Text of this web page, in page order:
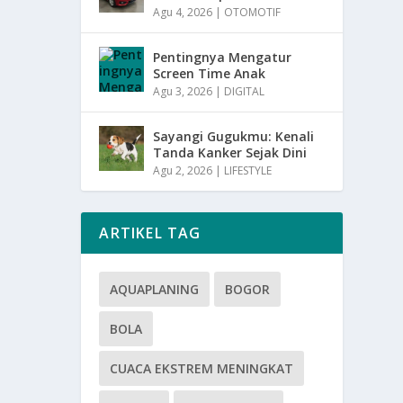
Agu 4, 2026 | OTOMOTIF
Pentingnya Mengatur
Screen Time Anak
Agu 3, 2026 | DIGITAL
Sayangi Gugukmu: Kenali
Tanda Kanker Sejak Dini
Agu 2, 2026 | LIFESTYLE
ARTIKEL TAG
AQUAPLANING BOGOR
BOLA
CUACA EKSTREM MENINGKAT